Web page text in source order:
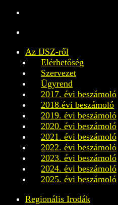
Az IJSZ-ről
Elérhetőség
Szervezet
Ügyrend
2017. évi beszámoló
2018.évi beszámoló
2019. évi beszámoló
2020. évi beszámoló
2021. évi beszámoló
2022. évi beszámoló
2023. évi beszámoló
2024. évi beszámoló
2025. évi beszámoló
Regionális Irodák